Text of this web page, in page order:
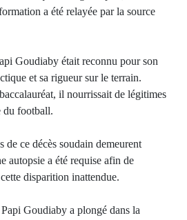
a été relayée par la source
Goudiaby était reconnu pour son
et sa rigueur sur le terrain.
il nourrissait de légitimes
du football.
de ce décès soudain demeurent
autopsie a été requise afin de
disparition inattendue.
Goudiaby a plongé dans la